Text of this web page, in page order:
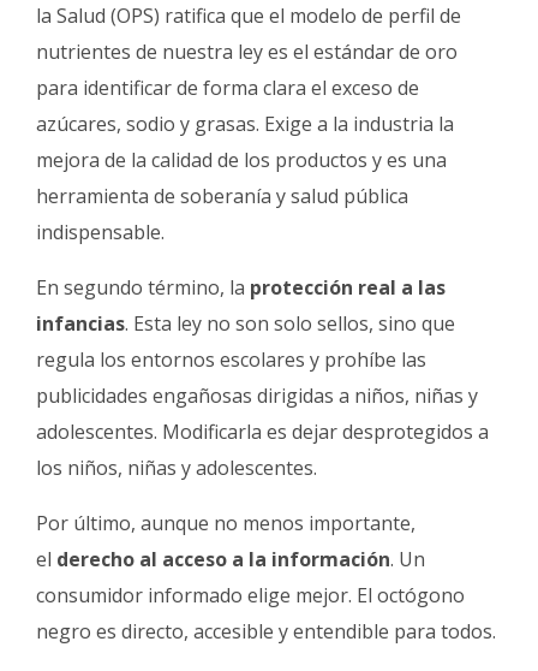
la Salud (OPS) ratifica que el modelo de perfil de
nutrientes de nuestra ley es el estándar de oro
para identificar de forma clara el exceso de
azúcares, sodio y grasas. Exige a la industria la
mejora de la calidad de los productos y es una
herramienta de soberanía y salud pública
indispensable.
En segundo término, la protección real a las
infancias. Esta ley no son solo sellos, sino que
regula los entornos escolares y prohíbe las
publicidades engañosas dirigidas a niños, niñas y
adolescentes. Modificarla es dejar desprotegidos a
los niños, niñas y adolescentes.
Por último, aunque no menos importante,
el derecho al acceso a la información. Un
consumidor informado elige mejor. El octógono
negro es directo, accesible y entendible para todos.